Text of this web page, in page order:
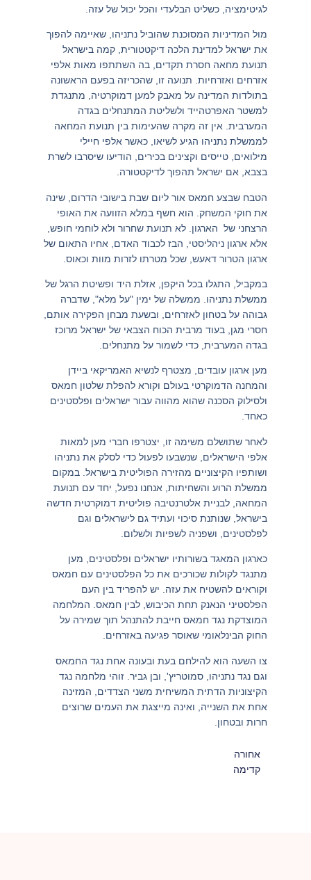
לגיטימציה, כשליט הבלעדי והכל יכול של עזה.
מול המדיניות המסוכנת שהוביל נתניהו, שאיימה להפוך
את ישראל למדינת הלכה דיקטטורית, קמה בישראל
תנועת מחאה חסרת תקדים, בה השתתפו מאות אלפי
אזרחים ואזרחיות. תנועה זו, שהכריזה בפעם הראשונה
בתולדות המדינה על מאבק למען דמוקרטיה, מתנגדת
למשטר האפרטהייד ולשליטת המתנחלים בגדה
המערבית. אין זה מקרה שהעימות בין תנועת המחאה
לממשלת נתניהו הגיע לשיאו, כאשר אלפי חיילי
מילואים, טייסים וקצינים בכירים, הודיעו שיסרבו לשרת
בצבא, אם ישראל תהפוך לדיקטטורה.
הטבח שבצע חמאס אור ליום שבת בישובי הדרום, שינה
את חוקי המשחק. הוא חשף במלא הזוועה את האופי
הרצחני של הארגון. לא תנועת שחרור ולא לוחמי חופש,
אלא ארגון ניהליסטי, הבז לכבוד האדם, אחיו התאום של
ארגון הטרור דאעש, שכל מטרתו לזרות מוות וכאוס.
במקביל, התגלו בכל היקפן, אזלת היד ופשיטת הרגל של
ממשלת נתניהו. ממשלה של ימין "על מלא", שדברה
גבוהה על בטחון לאזרחים, ובשעת מבחן הפקירה אותם,
חסרי מגן, בעוד מרבית הכוח הצבאי של ישראל מרוכז
בגדה המערבית, כדי לשמור על מתנחלים.
מען ארגון עובדים, מצטרף לנשיא האמריקאי ביידן
והמחנה הדמוקרטי בעולם וקורא להפלת שלטון חמאס
ולסילוק הסכנה שהוא מהווה עבור ישראלים ופלסטינים
כאחד.
לאחר שתושלם משימה זו, יצטרפו חברי מען למאות
אלפי הישראלים, שנשבעו לפעול כדי לסלק את נתניהו
ושותפיו הקיצוניים מהזירה הפוליטית בישראל. במקום
ממשלת הרוע והשחיתות, אנחנו נפעל, יחד עם תנועת
המחאה, לבניית אלטרנטיבה פוליטית דמוקרטית חדשה
בישראל, שנותנת סיכוי ועתיד גם לישראלים וגם
לפלסטינים, ושפניה לשפיות ולשלום.
כארגון המאגד בשורותיו ישראלים ופלסטינים, מען
מתנגד לקולות שכורכים את כל הפלסטינים עם חמאס
וקוראים להשטיח את עזה. יש להפריד בין העם
הפלסטיני הנאנק תחת הכיבוש, לבין חמאס. המלחמה
המוצדקת נגד חמאס חייבת להתנהל תוך שמירה על
החוק הבינלאומי שאוסר פגיעה באזרחים.
צו השעה הוא להילחם בעת ובעונה אחת נגד החמאס
וגם נגד נתניהו, סמוטריץ', ובן גביר. זוהי מלחמה נגד
הקיצוניות הדתית המשיחית משני הצדדים, המזינה
אחת את השנייה, ואינה מייצגת את העמים שרוצים
חרות ובטחון.
אחורה
קדימה